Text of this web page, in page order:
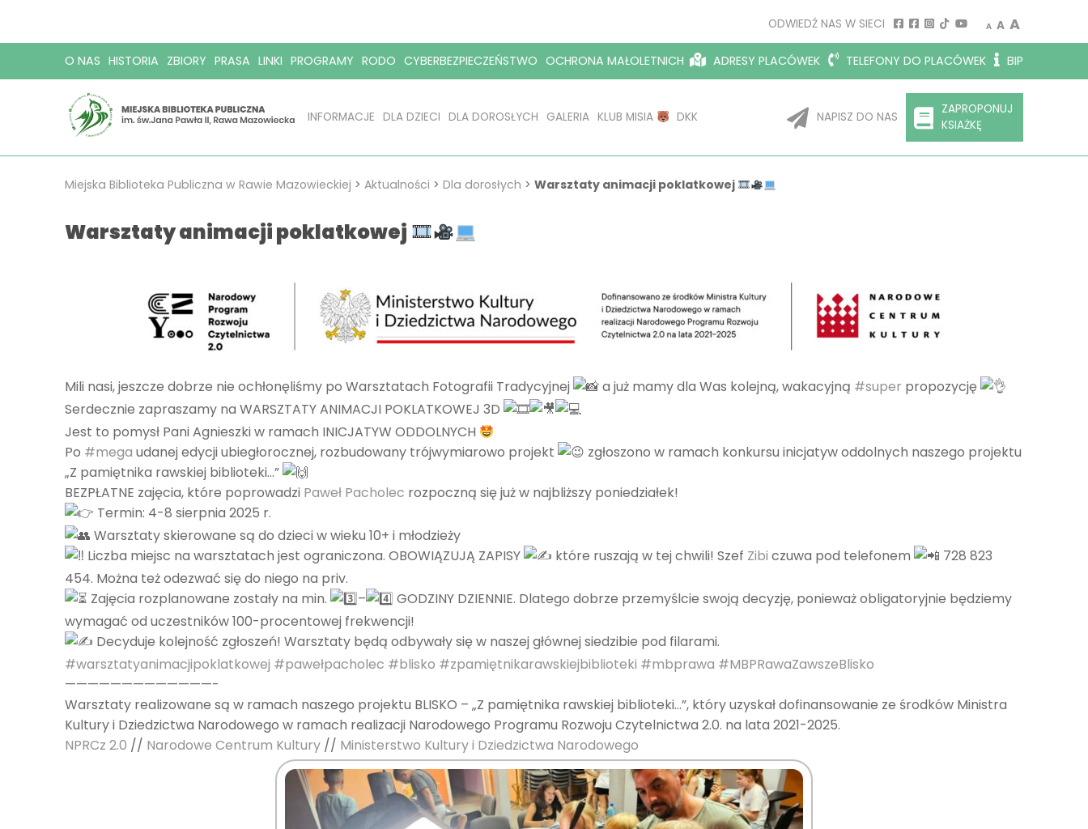
ODWIEDŹ NAS W SIECI A
Decrease font size.
A Reset font
A
O NAS HISTORIA ZBIORY PRASA LINKI PROGRAMY RODO CYBERBEZPIECZEŃSTWO OCHRONA MAŁOLETNICH ADRESY PLACÓWEK TELEFONY DO PLACÓWEK BIP
INFORMACJE DLA DZIECI DLA DOROSŁYCH GALERIA KLUB MISIA DKK NAPISZ DO NAS
ZAPROPONUJ
KSIAŻKĘ
Miejska Biblioteka Publiczna w Rawie Mazowieckiej > Aktualności > Dla dorosłych > Warsztaty animacji poklatkowej
Warsztaty animacji poklatkowej
Mili nasi, jeszcze dobrze nie ochłonęliśmy po Warsztatach Fotografii Tradycyjnej a już mamy dla Was kolejną, wakacyjną #super propozycję
Serdecznie zapraszamy na WARSZTATY ANIMACJI POKLATKOWEJ 3D
Jest to pomysł Pani Agnieszki w ramach INICJATYW ODDOLNYCH
Po #mega udanej edycji ubiegłorocznej, rozbudowany trójwymiarowo projekt
zgłoszono w ramach konkursu inicjatyw oddolnych naszego projektu
„Z pamiętnika rawskiej biblioteki…”
BEZPŁATNE zajęcia, które poprowadzi Paweł Pacholec rozpoczną się już w najbliższy poniedziałek!
Termin: 4-8 sierpnia 2025 r.
Warsztaty skierowane są do dzieci w wieku 10+ i młodzieży
Liczba miejsc na warsztatach jest ograniczona. OBOWIĄZUJĄ ZAPISY
które ruszają w tej chwili! Szef Zibi czuwa pod telefonem
728 823
454. Można też odezwać się do niego na priv.
Zajęcia rozplanowane zostały na min.
–
GODZINY DZIENNIE. Dlatego dobrze przemyślcie swoją decyzję, ponieważ obligatoryjnie będziemy
wymagać od uczestników 100-procentowej frekwencji!
Decyduje kolejność zgłoszeń! Warsztaty będą odbywały się w naszej głównej siedzibie pod filarami.
#warsztatyanimacjipoklatkowej #pawełpacholec #blisko #zpamiętnikarawskiejbiblioteki #mbprawa #MBPRawaZawszeBlisko
—————————————-
Warsztaty realizowane są w ramach naszego projektu BLISKO – „Z pamiętnika rawskiej biblioteki…”, który uzyskał dofinansowanie ze środków Ministra
Kultury i Dziedzictwa Narodowego w ramach realizacji Narodowego Programu Rozwoju Czytelnictwa 2.0. na lata 2021-2025.
NPRCz 2.0 // Narodowe Centrum Kultury // Ministerstwo Kultury i Dziedzictwa Narodowego